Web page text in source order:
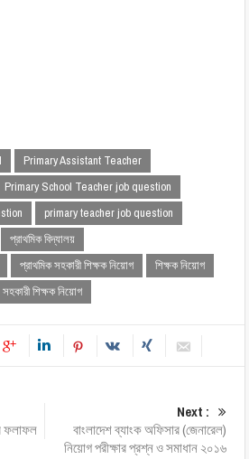
Primary Assistant Teacher
Primary School Teacher job question
primary teacher job question
প্রাথমিক বিদ্যালয়
প্রাথমিক সহকারী শিক্ষক নিয়োগ
শিক্ষক নিয়োগ
সহকারী শিক্ষক নিয়োগ
ফলাফল
Next :
বাংলাদেশ ব্যাংক অফিসার (জেনারেল)
নিয়োগ পরীক্ষার প্রশ্ন ও সমাধান ২০১৬